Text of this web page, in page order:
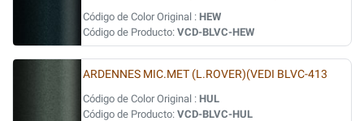
Código de Color Original : HEW
Código de Producto: VCD-BLVC-HEW
ARDENNES MIC.MET (L.ROVER)(VEDI BLVC-413
Código de Color Original : HUL
Código de Producto: VCD-BLVC-HUL